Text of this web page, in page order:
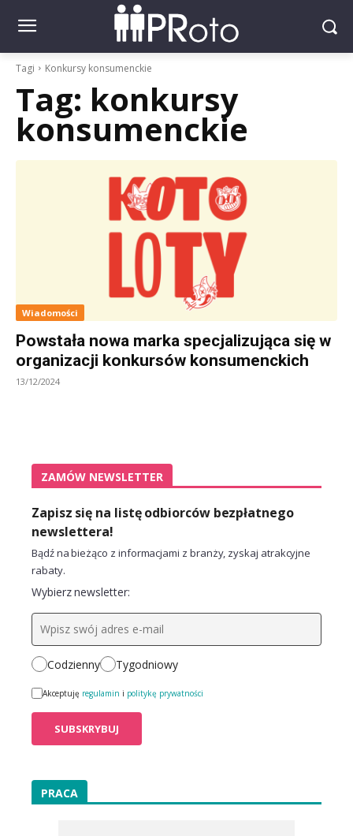
Tagi Konkursy konsumenckie
Tag: konkursy
konsumenckie
Wiadomości
Powstała nowa marka specjalizująca się w
organizacji konkursów konsumenckich
13/12/2024
ZAMÓW NEWSLETTER
Zapisz się na listę odbiorców bezpłatnego
newslettera!
Bądź na bieżąco z informacjami z branży, zyskaj atrakcyjne
rabaty.
Wybierz newsletter:
Codzienny Tygodniowy
Akceptuję regulamin i politykę prywatności
PRACA